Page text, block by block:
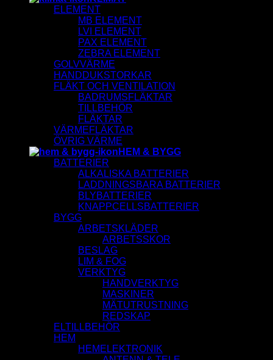
ELEMENT
MB ELEMENT
LVI ELEMENT
PAX ELEMENT
ZEBRA ELEMENT
GOLVVÄRME
HANDDUKSTORKAR
FLÄKT OCH VENTILATION
BADRUMSFLÄKTAR
TILLBEHÖR
FLÄKTAR
VÄRMEFLÄKTAR
ÖVRIG VÄRME
HEM & BYGG
BATTERIER
ALKALISKA BATTERIER
LADDNINGSBARA BATTERIER
BLYBATTERIER
KNAPPCELLSBATTERIER
BYGG
ARBETSKLÄDER
ARBETSSKOR
BESLAG
LIM & FOG
VERKTYG
HANDVERKTYG
MASKINER
MÄTUTRUSTNING
REDSKAP
ELTILLBEHÖR
HEM
HEMELEKTRONIK